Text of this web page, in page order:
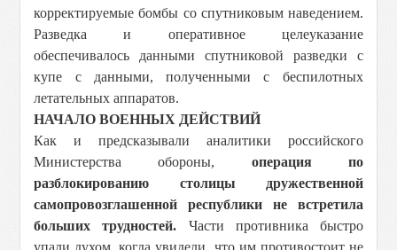
корректируемые бомбы со спутниковым наведением.
Разведка и оперативное целеуказание
обеспечивалось данными спутниковой разведки с
купе с данными, полученными с беспилотных
летательных аппаратов.
НАЧАЛО ВОЕННЫХ ДЕЙСТВИЙ
Как и предсказывали аналитики российского
Министерства обороны, операция по
разблокированию столицы дружественной
самопровозглашенной республики не встретила
больших трудностей. Части противника быстро
упали духом, когда увидели, что им противостоит не